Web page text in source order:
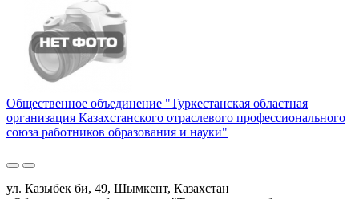
Общественное объединение "Туркестанская областная
организация Казахстанского отраслевого профессионального
союза работников образования и науки"
ул. Казыбек би, 49, Шымкент, Казахстан